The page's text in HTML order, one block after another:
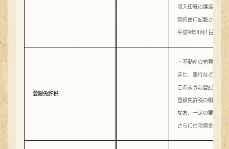
収入印紙の譲渡に関
契約書に記載された
平成9年4月1日以降
登録免許税
・不動産の売買契約
また、銀行などのロ
このような登記の際
登録免許税の額は、
なお、一定の要件に
さらに住宅資金の貸